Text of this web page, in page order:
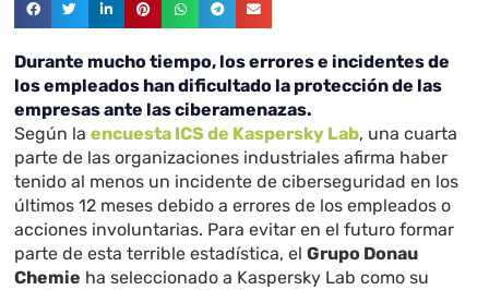
Durante mucho tiempo, los errores e incidentes de
los empleados han dificultado la protección de las
empresas ante las ciberamenazas.
Según laencuesta ICS de Kaspersky Lab, una cuarta
parte de las organizaciones industriales afirma haber
tenido al menos un incidente de ciberseguridad en los
últimos 12 meses debido a errores de los empleados o
acciones involuntarias. Para evitar en el futuro formar
parte de esta terrible estadística, elGrupo Donau
Chemie ha seleccionado a Kaspersky Lab como su